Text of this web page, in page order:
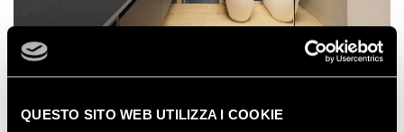
QUESTO SITO WEB UTILIZZA I COOKIE